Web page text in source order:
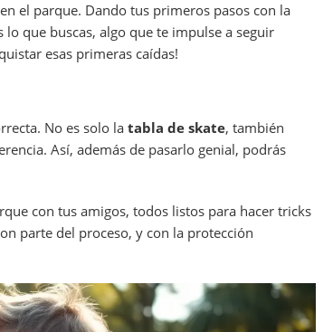
el parque. Dando tus primeros pasos con la
que buscas, algo que te impulse a seguir
esas primeras caídas!
No es solo la tabla de skate, también
Así, además de pasarlo genial, podrás
con tus amigos, todos listos para hacer tricks
parte del proceso, y con la protección